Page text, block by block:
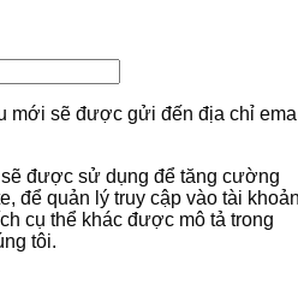
mới sẽ được gửi đến địa chỉ
được sử dụng để tăng cường
để quản lý truy cập vào tài
cụ thể khác được mô tả trong
tôi.